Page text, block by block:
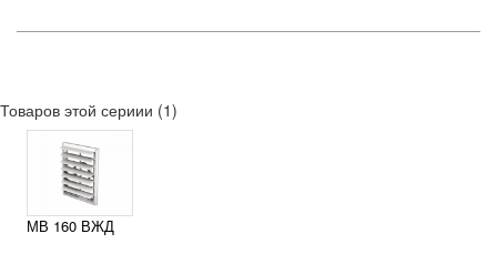
Товаров этой сериии (1)
МВ 160 ВЖД